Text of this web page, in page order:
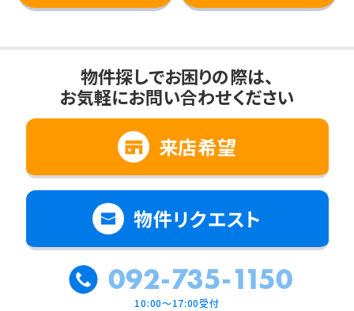
物件探しでお困りの際は、
お気軽にお問い合わせください
来店希望
物件リクエスト
092-735-1150
10:00～17:00受付